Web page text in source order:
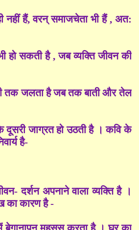
नहीं हैं, वरन् समाजचेता भी हैं , अत:
हो सकती है , जब व्यक्ति जीवन की
तक जलता है जब तक बाती और तेल
दूसरी जाग्रत हो उठती है । कवि के
है-
दर्शन अपनाने वाला व्यक्ति है ।
का कारण है -